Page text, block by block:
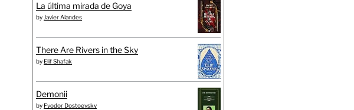
La última mirada de Goya
by Javier Alandes
There Are Rivers in the Sky
by Elif Shafak
Demonii
by Fyodor Dostoevsky